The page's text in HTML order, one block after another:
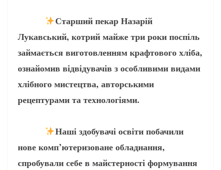
Старший пекар Назарій
Лукавський, котрий майже три роки поспіль
займається виготовленням крафтового хліба,
ознайомив відвідувачів з особливими видами
хлібного мистецтва, авторськими
рецептурами та технологіями.
Наші здобувачі освіти побачили
нове комп’ютеризоване обладнання,
спробували себе в майстерності формування